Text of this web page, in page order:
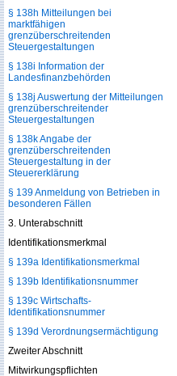
§ 138h Mitteilungen bei
marktfähigen
grenzüberschreitenden
Steuergestaltungen
§ 138i Information der
Landesfinanzbehörden
§ 138j Auswertung der Mitteilungen
grenzüberschreitender
Steuergestaltungen
§ 138k Angabe der
grenzüberschreitenden
Steuergestaltung in der
Steuererklärung
§ 139 Anmeldung von Betrieben in
besonderen Fällen
3. Unterabschnitt
Identifikationsmerkmal
§ 139a Identifikationsmerkmal
§ 139b Identifikationsnummer
§ 139c Wirtschafts-
Identifikationsnummer
§ 139d Verordnungsermächtigung
Zweiter Abschnitt
Mitwirkungspflichten